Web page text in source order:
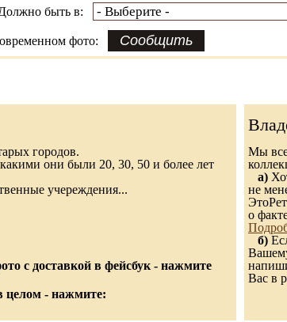
быть в:
фото:
городов.
они были 20, 30, 50 и более лет
учереждения...
с доставкой в фейсбук - нажмите
целом - нажмите:
Мы
а)
не
о
б)
Вас в